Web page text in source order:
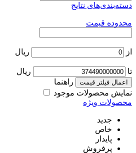
دسته‌بندی‌های نتایج
محدوده قیمت
از ریال
تا ریال
اعمال فیلتر قیمت
راهنما
نمایش محصولات موجود
محصولات ویژه
جدید
خاص
پایدار
پرفروش